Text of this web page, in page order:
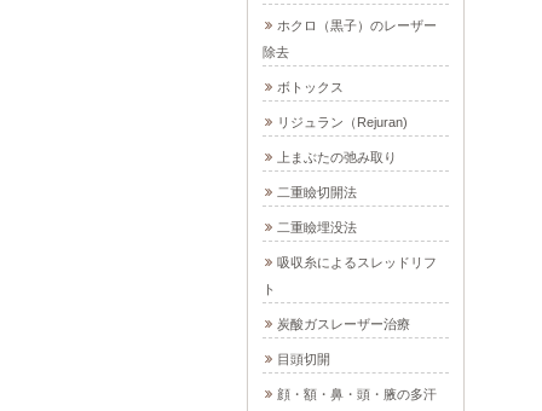
ホクロ（黒子）のレーザー
除去
ボトックス
リジュラン（Rejuran)
上まぶたの弛み取り
二重瞼切開法
二重瞼埋没法
吸収糸によるスレッドリフ
ト
炭酸ガスレーザー治療
目頭切開
顔・額・鼻・頭・腋の多汗